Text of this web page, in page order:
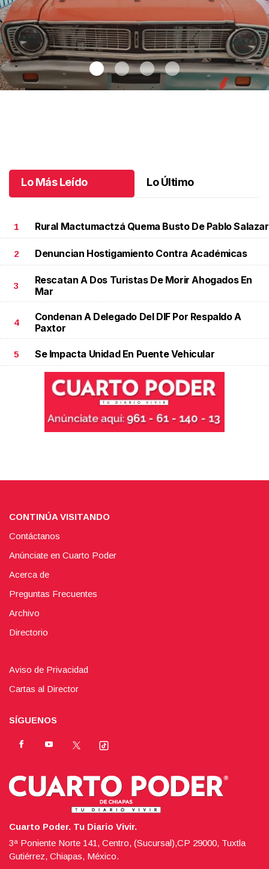
Lo Más Leído Lo Último
1 Rural Mactumactzá Quema Busto De Pablo Salazar
2 Denuncian Hostigamiento Contra Académicas
3
Rescatan A Dos Turistas De Morir Ahogados En
Mar
4
Condenan A Delegado Del DIF Por Respaldo A
Paxtor
5 Se Impacta Unidad En Puente Vehicular
CONTINÚA VISITANDO
Contáctanos
Anúnciate en Cuarto Poder
Acerca de
Preguntas Frecuentes
Archivo
Directorio
Aviso de Privacidad
Cartas al Director
SÍGUENOS
Cuarto Poder. Tu Diario Vivir.
3ª Poniente Norte 141, Centro, (Sucursal),CP 29000, Tuxtla
Gutiérrez, Chiapas, México.